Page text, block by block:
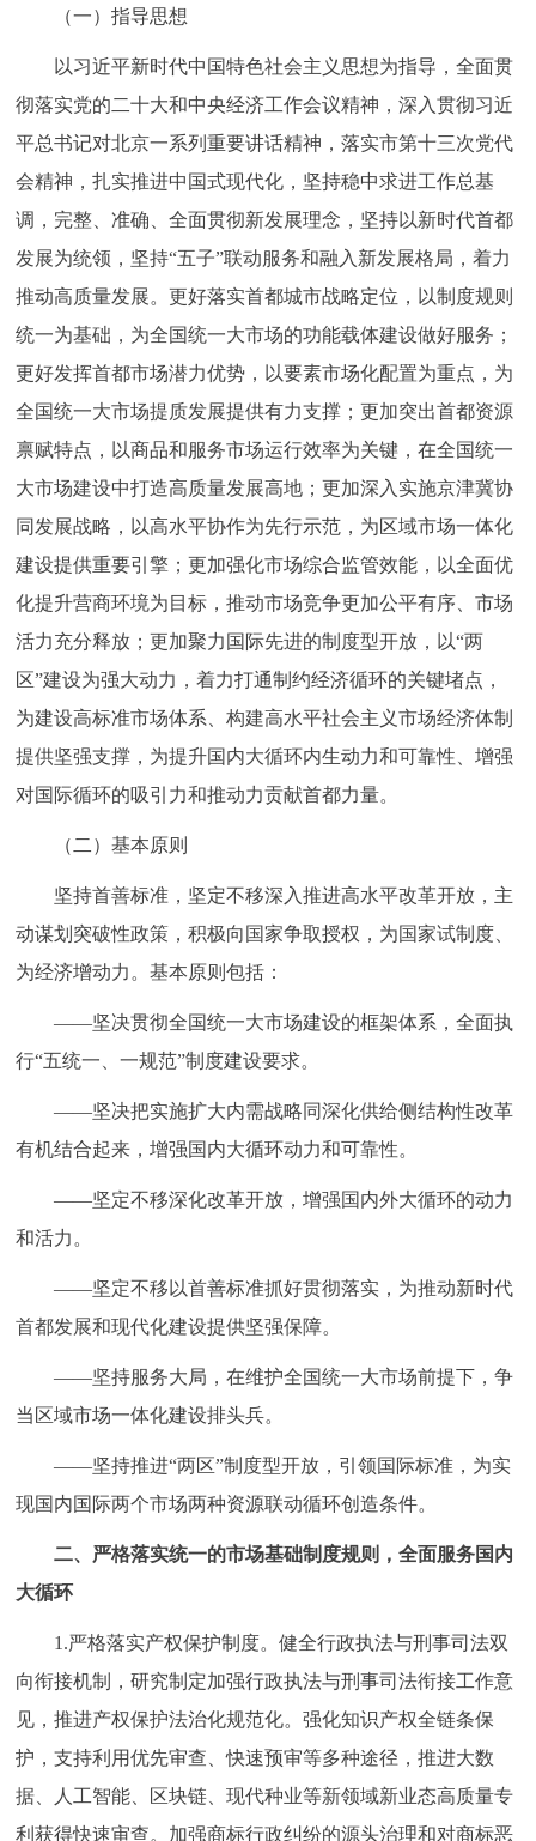
DEUTSCH
ESPAÑOL العربية PORTUGUÊS
ITALIANO
回到顶部
（一）指导思想
以习近平新时代中国特色社会主义思想为指导，全面贯
彻落实党的二十大和中央经济工作会议精神，深入贯彻习近
平总书记对北京一系列重要讲话精神，落实市第十三次党代
会精神，扎实推进中国式现代化，坚持稳中求进工作总基
调，完整、准确、全面贯彻新发展理念，坚持以新时代首都
发展为统领，坚持“五子”联动服务和融入新发展格局，着力
推动高质量发展。更好落实首都城市战略定位，以制度规则
统一为基础，为全国统一大市场的功能载体建设做好服务；
更好发挥首都市场潜力优势，以要素市场化配置为重点，为
全国统一大市场提质发展提供有力支撑；更加突出首都资源
禀赋特点，以商品和服务市场运行效率为关键，在全国统一
大市场建设中打造高质量发展高地；更加深入实施京津冀协
同发展战略，以高水平协作为先行示范，为区域市场一体化
建设提供重要引擎；更加强化市场综合监管效能，以全面优
化提升营商环境为目标，推动市场竞争更加公平有序、市场
活力充分释放；更加聚力国际先进的制度型开放，以“两
区”建设为强大动力，着力打通制约经济循环的关键堵点，
为建设高标准市场体系、构建高水平社会主义市场经济体制
提供坚强支撑，为提升国内大循环内生动力和可靠性、增强
对国际循环的吸引力和推动力贡献首都力量。
（二）基本原则
坚持首善标准，坚定不移深入推进高水平改革开放，主
动谋划突破性政策，积极向国家争取授权，为国家试制度、
为经济增动力。基本原则包括：
——坚决贯彻全国统一大市场建设的框架体系，全面执
行“五统一、一规范”制度建设要求。
——坚决把实施扩大内需战略同深化供给侧结构性改革
有机结合起来，增强国内大循环动力和可靠性。
——坚定不移深化改革开放，增强国内外大循环的动力
和活力。
——坚定不移以首善标准抓好贯彻落实，为推动新时代
首都发展和现代化建设提供坚强保障。
——坚持服务大局，在维护全国统一大市场前提下，争
当区域市场一体化建设排头兵。
——坚持推进“两区”制度型开放，引领国际标准，为实
现国内国际两个市场两种资源联动循环创造条件。
二、严格落实统一的市场基础制度规则，全面服务国内
大循环
1.严格落实产权保护制度。健全行政执法与刑事司法双
向衔接机制，研究制定加强行政执法与刑事司法衔接工作意
见，推进产权保护法治化规范化。强化知识产权全链条保
护，支持利用优先审查、快速预审等多种途径，推进大数
据、人工智能、区块链、现代种业等新领域新业态高质量专
利获得快速审查。加强商标行政纠纷的源头治理和对商标恶